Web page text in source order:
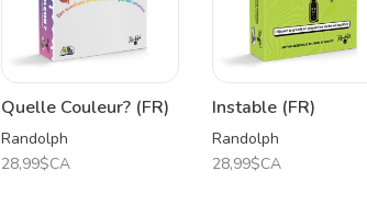
Quelle Couleur? (FR)
Randolph
28,99$CA
Instable (FR)
Randolph
28,99$CA